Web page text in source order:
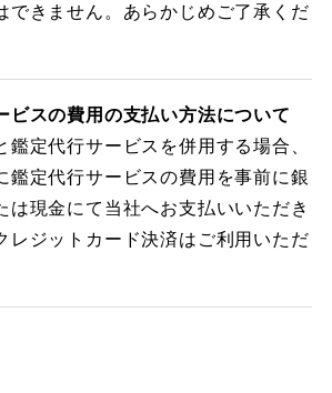
できません。あらかじめご了承くだ
ビスの費用の支払い方法について
鑑定代行サービスを併用する場合、
鑑定代行サービスの費用を事前に銀
は現金にて当社へお支払いいただき
レジットカード決済はご利用いただ